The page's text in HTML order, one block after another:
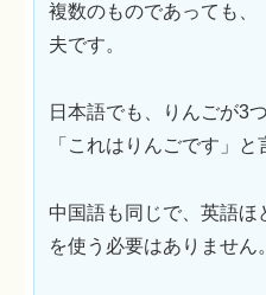
複数のものであっても、
夫です。
日本語でも、りんごが3
「これはりんごです」
中国語も同じで、英語ほ
を使う必要はありません。